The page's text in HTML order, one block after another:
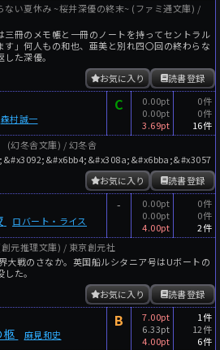
ない夏休み ~桜井深優の終末~ (ファミ通文庫) /
三冊のメモ帳と一冊のノートを持ってセントラル
す」何人もの和也、亜美と別れ四〇回の終わらな
た深優。
読書登録
お気に入り
森村誠一
C
0.00pt
0.00pt
3.69pt
0件
0件
16件
(幻冬舎文庫) / 幻冬舎
読書登録
お気に入り
ロバート・ライス
-
0.00pt
0.00pt
4.00pt
0件
0件
2件
元推理文庫) / 東京創元社
大戦のさなか。英国船ルシタニア号はUボートの
た。
読書登録
お気に入り
柩 麻見和史
B
7.00pt
6.33pt
4.00pt
1件
12件
6件